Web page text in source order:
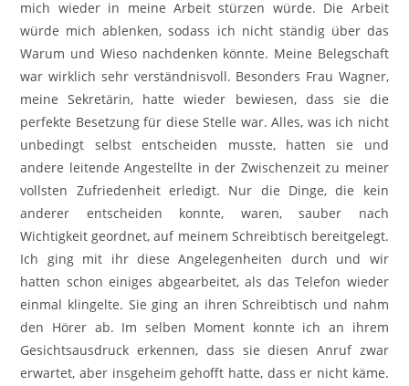
mich wieder in meine Arbeit stürzen würde. Die Arbeit
würde mich ablenken, sodass ich nicht ständig über das
Warum und Wieso nachdenken könnte. Meine Belegschaft
war wirklich sehr verständnisvoll. Besonders Frau Wagner,
meine Sekretärin, hatte wieder bewiesen, dass sie die
perfekte Besetzung für diese Stelle war. Alles, was ich nicht
unbedingt selbst entscheiden musste, hatten sie und
andere leitende Angestellte in der Zwischenzeit zu meiner
vollsten Zufriedenheit erledigt. Nur die Dinge, die kein
anderer entscheiden konnte, waren, sauber nach
Wichtigkeit geordnet, auf meinem Schreibtisch bereitgelegt.
Ich ging mit ihr diese Angelegenheiten durch und wir
hatten schon einiges abgearbeitet, als das Telefon wieder
einmal klingelte. Sie ging an ihren Schreibtisch und nahm
den Hörer ab. Im selben Moment konnte ich an ihrem
Gesichtsausdruck erkennen, dass sie diesen Anruf zwar
erwartet, aber insgeheim gehofft hatte, dass er nicht käme.